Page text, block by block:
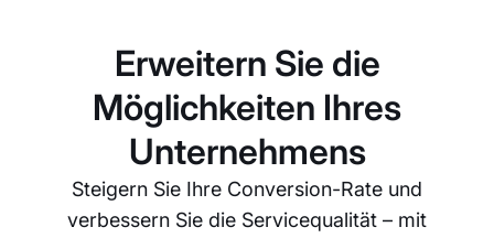
Erweitern Sie die
Möglichkeiten Ihres
Unternehmens
Steigern Sie Ihre Conversion-Rate und
verbessern Sie die Servicequalität – mit